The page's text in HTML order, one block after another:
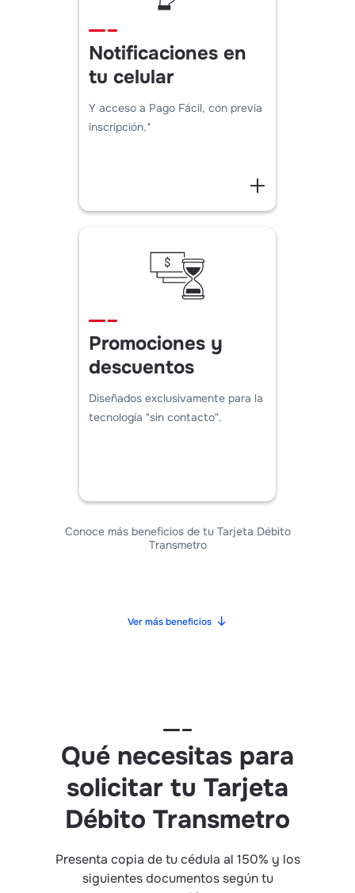
Notificaciones en
tu celular
Y acceso a Pago Fácil, con previa
inscripción.*
Promociones y
descuentos
Diseñados exclusivamente para la
tecnología "sin contacto".
Conoce más beneficios de tu Tarjeta Débito
Transmetro
Ver más beneficios
Qué necesitas para
solicitar tu Tarjeta
Débito Transmetro
Presenta copia de tu cédula al 150% y los
siguientes documentos según tu